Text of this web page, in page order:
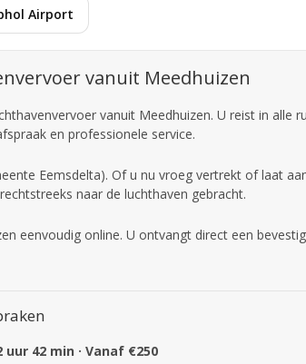
Airport
vanuit Meedhuizen
vanuit Meedhuizen. U reist in alle
en professionele service.
Eemsdelta). Of u nu vroeg vertrekt of laat
naar de luchthaven gebracht.
eenvoudig online. U ontvangt direct een
42 min · Vanaf €250